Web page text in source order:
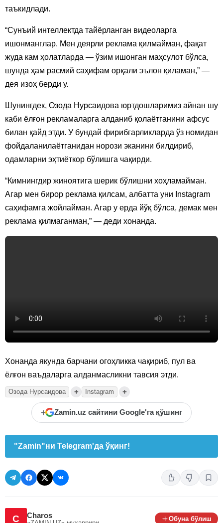
таъкидлади.
“Сунъий интеллектда тайёрланган видеоларга
ишонманглар. Мен деярли реклама қилмайман, фақат
жуда кам ҳолатларда — ўзим ишонган маҳсулот бўлса,
шунда ҳам расмий саҳифам орқали эълон қиламан,” —
дея изоҳ берди у.
Шунингдек, Озода Нурсаидова юртдошларимиз айнан шу
каби ёлғон рекламаларга алданиб қолаётганини афсус
билан қайд этди. У бундай фирибгарликларда ўз номидан
фойдаланилаётганидан норози эканини билдириб,
одамларни эҳтиёткор бўлишга чақирди.
“Кимнингдир жиноятига шерик бўлишни хоҳламайман.
Агар мен бирор реклама қилсам, албатта уни Instagram
саҳифамга жойлайман. Агар у ерда йўқ бўлса, демак мен
реклама қилмаганман,” — деди хонанда.
Хонанда якунда барчани огоҳликка чақириб, пул ва
ёлғон ваъдаларга алданмасликни тавсия этди.
Озода Нурсаидова + Instagram +
+ Zamin.uz сайтини Google'га қўшинг
"Zamin"ни Telegram'да ўқинг!
C Charos Обуна бўлиш